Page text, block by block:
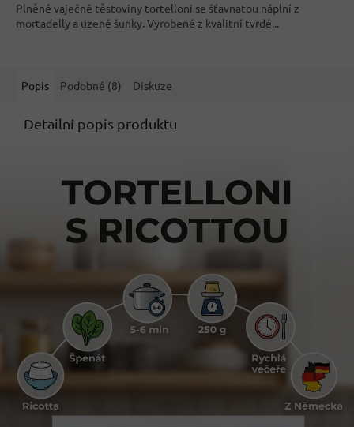
5
hvězdiček.
Plněné vaječné těstoviny tortelloni se šťavnatou náplní z
mortadelly a uzené šunky. Vyrobené z kvalitní tvrdé...
Popis Podobné (8) Diskuze
Detailní popis produktu